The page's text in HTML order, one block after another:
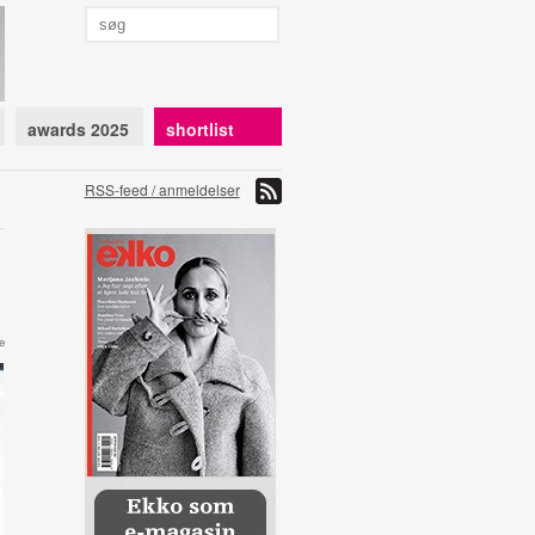
awards 2025 shortlist
RSS-feed / anmeldelser